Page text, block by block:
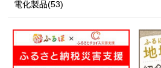
電化製品(53)